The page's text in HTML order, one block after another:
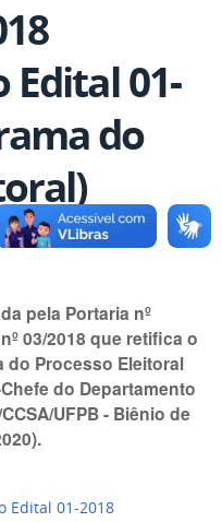
Edital 01-
do
pela Portaria nº
03/2018 que retifica o
do Processo Eleitoral
do Departamento
UFPB - Biênio de
Edital 01-2018